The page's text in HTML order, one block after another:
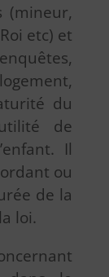
(mineur,
etc) et
du
de
Il
ou
de la
loi.